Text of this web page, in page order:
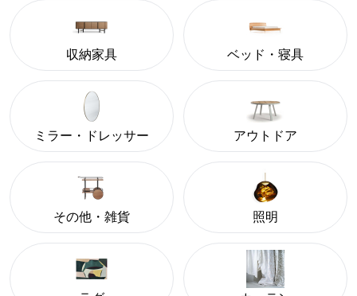
収納家具 ベッド・寝具
ミラー・ドレッサー アウトドア
その他・雑貨 照明